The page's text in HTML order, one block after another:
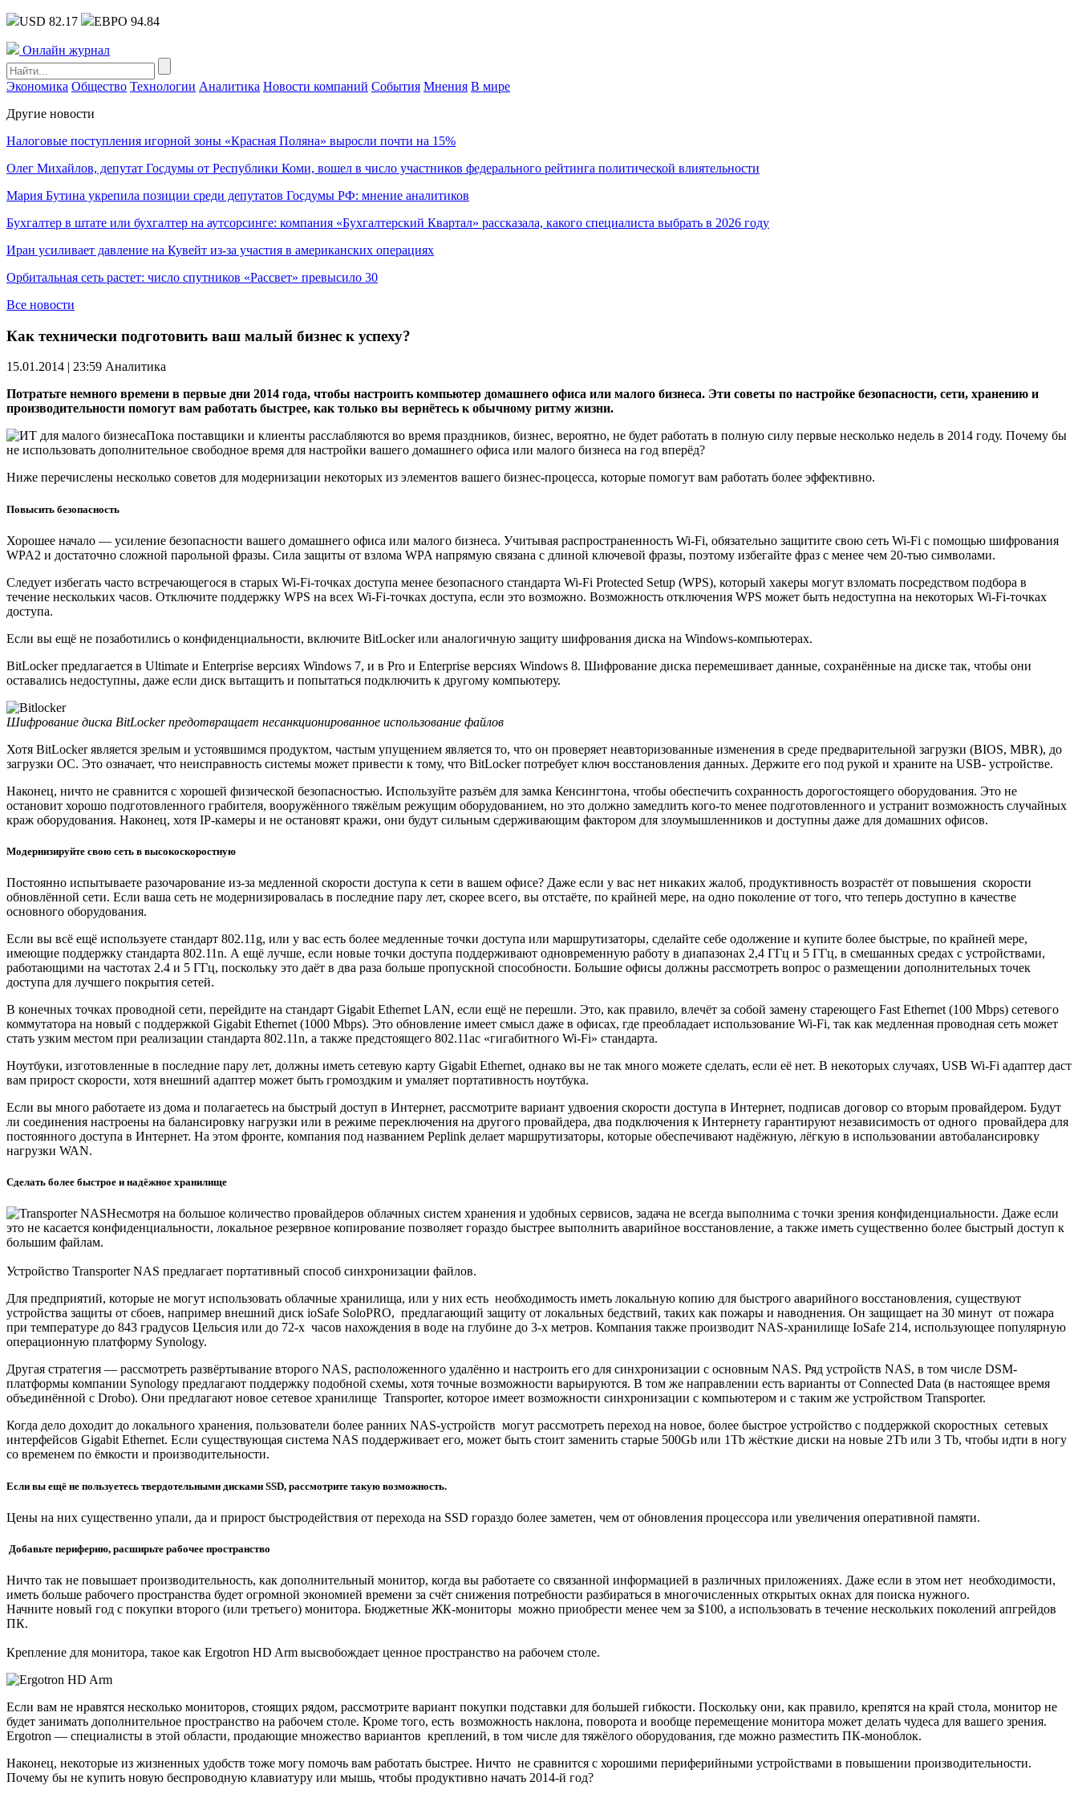
USD 82.17 ЕВРО 94.84
Онлайн журнал
Экономика Общество Технологии Аналитика Новости компаний События Мнения В мире
Другие новости
Налоговые поступления игорной зоны «Красная Поляна» выросли почти на 15%
Олег Михайлов, депутат Госдумы от Республики Коми, вошел в число участников федерального рейтинга политической влиятельности
Мария Бутина укрепила позиции среди депутатов Госдумы РФ: мнение аналитиков
Бухгалтер в штате или бухгалтер на аутсорсинге: компания «Бухгалтерский Квартал» рассказала, какого специалиста выбрать в 2026 году
Иран усиливает давление на Кувейт из-за участия в американских операциях
Орбитальная сеть растет: число спутников «Рассвет» превысило 30
Все новости
Как технически подготовить ваш малый бизнес к успеху?
15.01.2014 | 23:59 Аналитика
Потратьте немного времени в первые дни 2014 года, чтобы настроить компьютер домашнего офиса или малого бизнеса. Эти советы по настройке безопасности, сети, хранению и
производительности помогут вам работать быстрее, как только вы вернётесь к обычному ритму жизни.
Пока поставщики и клиенты расслабляются во время праздников, бизнес, вероятно, не будет работать в полную силу первые несколько недель в 2014 году. Почему бы
не использовать дополнительное свободное время для настройки вашего домашнего офиса или малого бизнеса на год вперёд?
Ниже перечислены несколько советов для модернизации некоторых из элементов вашего бизнес-процесса, которые помогут вам работать более эффективно.
Повысить безопасность
Хорошее начало — усиление безопасности вашего домашнего офиса или малого бизнеса. Учитывая распространенность Wi-Fi, обязательно защитите свою сеть Wi-Fi с помощью шифрования
WPA2 и достаточно сложной парольной фразы. Сила защиты от взлома WPA напрямую связана с длиной ключевой фразы, поэтому избегайте фраз с менее чем 20-тью символами.
Следует избегать часто встречающегося в старых Wi-Fi-точках доступа менее безопасного стандарта Wi-Fi Protected Setup (WPS), который хакеры могут взломать посредством подбора в
течение нескольких часов. Отключите поддержку WPS на всех Wi-Fi-точках доступа, если это возможно. Возможность отключения WPS может быть недоступна на некоторых Wi-Fi-точках
доступа.
Если вы ещё не позаботились о конфиденциальности, включите BitLocker или аналогичную защиту шифрования диска на Windows-компьютерах.
BitLocker предлагается в Ultimate и Enterprise версиях Windows 7, и в Pro и Enterprise версиях Windows 8. Шифрование диска перемешивает данные, сохранённые на диске так, чтобы они
оставались недоступны, даже если диск вытащить и попытаться подключить к другому компьютеру.
Шифрование диска BitLocker предотвращает несанкционированное использование файлов
Хотя BitLocker является зрелым и устоявшимся продуктом, частым упущением является то, что он проверяет неавторизованные изменения в среде предварительной загрузки (BIOS, MBR), до
загрузки ОС. Это означает, что неисправность системы может привести к тому, что BitLocker потребует ключ восстановления данных. Держите его под рукой и храните на USB- устройстве.
Наконец, ничто не сравнится с хорошей физической безопасностью. Используйте разъём для замка Кенсингтона, чтобы обеспечить сохранность дорогостоящего оборудования. Это не
остановит хорошо подготовленного грабителя, вооружённого тяжёлым режущим оборудованием, но это должно замедлить кого-то менее подготовленного и устранит возможность случайных
краж оборудования. Наконец, хотя IP-камеры и не остановят кражи, они будут сильным сдерживающим фактором для злоумышленников и доступны даже для домашних офисов.
Модернизируйте свою сеть в высокоскоростную
Постоянно испытываете разочарование из-за медленной скорости доступа к сети в вашем офисе? Даже если у вас нет никаких жалоб, продуктивность возрастёт от повышения скорости
обновлённой сети. Если ваша сеть не модернизировалась в последние пару лет, скорее всего, вы отстаёте, по крайней мере, на одно поколение от того, что теперь доступно в качестве
основного оборудования.
Если вы всё ещё используете стандарт 802.11g, или у вас есть более медленные точки доступа или маршрутизаторы, сделайте себе одолжение и купите более быстрые, по крайней мере,
имеющие поддержку стандарта 802.11n. А ещё лучше, если новые точки доступа поддерживают одновременную работу в диапазонах 2,4 ГГц и 5 ГГц, в смешанных средах с устройствами,
работающими на частотах 2.4 и 5 ГГц, поскольку это даёт в два раза больше пропускной способности. Большие офисы должны рассмотреть вопрос о размещении дополнительных точек
доступа для лучшего покрытия сетей.
В конечных точках проводной сети, перейдите на стандарт Gigabit Ethernet LAN, если ещё не перешли. Это, как правило, влечёт за собой замену стареющего Fast Ethernet (100 Mbps) сетевого
коммутатора на новый с поддержкой Gigabit Ethernet (1000 Mbps). Это обновление имеет смысл даже в офисах, где преобладает использование Wi-Fi, так как медленная проводная сеть может
стать узким местом при реализации стандарта 802.11n, а также предстоящего 802.11ac «гигабитного Wi-Fi» стандарта.
Ноутбуки, изготовленные в последние пару лет, должны иметь сетевую карту Gigabit Ethernet, однако вы не так много можете сделать, если её нет. В некоторых случаях, USB Wi-Fi адаптер даст
вам прирост скорости, хотя внешний адаптер может быть громоздким и умаляет портативность ноутбука.
Если вы много работаете из дома и полагаетесь на быстрый доступ в Интернет, рассмотрите вариант удвоения скорости доступа в Интернет, подписав договор со вторым провайдером. Будут
ли соединения настроены на балансировку нагрузки или в режиме переключения на другого провайдера, два подключения к Интернету гарантируют независимость от одного провайдера для
постоянного доступа в Интернет. На этом фронте, компания под названием Peplink делает маршрутизаторы, которые обеспечивают надёжную, лёгкую в использовании автобалансировку
нагрузки WAN.
Сделать более быстрое и надёжное хранилище
Несмотря на большое количество провайдеров облачных систем хранения и удобных сервисов, задача не всегда выполнима с точки зрения конфиденциальности. Даже если
это не касается конфиденциальности, локальное резервное копирование позволяет гораздо быстрее выполнить аварийное восстановление, а также иметь существенно более быстрый доступ к
большим файлам.
Устройство Transporter NAS предлагает портативный способ синхронизации файлов.
Для предприятий, которые не могут использовать облачные хранилища, или у них есть необходимость иметь локальную копию для быстрого аварийного восстановления, существуют
устройства защиты от сбоев, например внешний диск ioSafe SoloPRO, предлагающий защиту от локальных бедствий, таких как пожары и наводнения. Он защищает на 30 минут от пожара
при температуре до 843 градусов Цельсия или до 72-х часов нахождения в воде на глубине до 3-х метров. Компания также производит NAS-хранилище IoSafe 214, использующее популярную
операционную платформу Synology.
Другая стратегия — рассмотреть развёртывание второго NAS, расположенного удалённо и настроить его для синхронизации с основным NAS. Ряд устройств NAS, в том числе DSM-
платформы компании Synology предлагают поддержку подобной схемы, хотя точные возможности варьируются. В том же направлении есть варианты от Connected Data (в настоящее время
объединённой с Drobo). Они предлагают новое сетевое хранилище Transporter, которое имеет возможности синхронизации с компьютером и с таким же устройством Transporter.
Когда дело доходит до локального хранения, пользователи более ранних NAS-устройств могут рассмотреть переход на новое, более быстрое устройство с поддержкой скоростных сетевых
интерфейсов Gigabit Ethernet. Если существующая система NAS поддерживает его, может быть стоит заменить старые 500Gb или 1Tb жёсткие диски на новые 2Tb или 3 Tb, чтобы идти в ногу
со временем по ёмкости и производительности.
Если вы ещё не пользуетесь твердотельными дисками SSD, рассмотрите такую возможность.
Цены на них существенно упали, да и прирост быстродействия от перехода на SSD гораздо более заметен, чем от обновления процессора или увеличения оперативной памяти.
Добавьте периферию, расширьте рабочее пространство
Ничто так не повышает производительность, как дополнительный монитор, когда вы работаете со связанной информацией в различных приложениях. Даже если в этом нет необходимости,
иметь больше рабочего пространства будет огромной экономией времени за счёт снижения потребности разбираться в многочисленных открытых окнах для поиска нужного.
Начните новый год с покупки второго (или третьего) монитора. Бюджетные ЖК-мониторы можно приобрести менее чем за $100, а использовать в течение нескольких поколений апгрейдов
ПК.
Крепление для монитора, такое как Ergotron HD Arm высвобождает ценное пространство на рабочем столе.
Если вам не нравятся несколько мониторов, стоящих рядом, рассмотрите вариант покупки подставки для большей гибкости. Поскольку они, как правило, крепятся на край стола, монитор не
будет занимать дополнительное пространство на рабочем столе. Кроме того, есть возможность наклона, поворота и вообще перемещение монитора может делать чудеса для вашего зрения.
Ergotron — специалисты в этой области, продающие множество вариантов креплений, в том числе для тяжёлого оборудования, где можно разместить ПК-моноблок.
Наконец, некоторые из жизненных удобств тоже могу помочь вам работать быстрее. Ничто не сравнится с хорошими периферийными устройствами в повышении производительности.
Почему бы не купить новую беспроводную клавиатуру или мышь, чтобы продуктивно начать 2014-й год?